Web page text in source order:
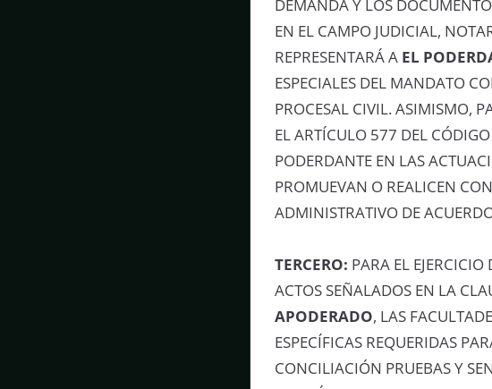
DEMANDA Y LOS
EN EL CAMPO JUDICIAL,
REPRESENTARÁ A EL
ESPECIALES DEL MANDATO
PROCESAL CIVIL. ASIMISMO,
EL ARTÍCULO 577 DEL
PODERDANTE EN LAS
PROMUEVAN O REALICEN
ADMINISTRATIVO DE
TERCERO: PARA EL
ACTOS SEÑALADOS EN LA
APODERADO, LAS
ESPECÍFICAS REQUERIDAS
CONCILIACIÓN PRUEBAS Y